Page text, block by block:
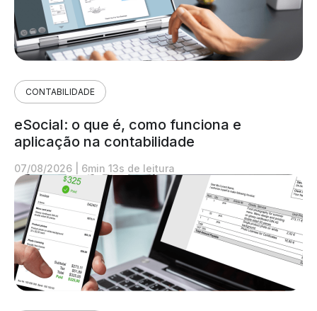
CONTABILIDADE
eSocial: o que é, como funciona e
aplicação na contabilidade
07/08/2026 6min 13s de leitura